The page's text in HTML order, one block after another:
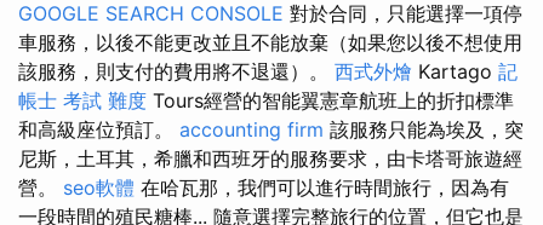
GOOGLE SEARCH CONSOLE 對於合同，只能選擇一項停
車服務，以後不能更改並且不能放棄（如果您以後不想使用
該服務，則支付的費用將不退還）。 西式外燴 Kartago 記
帳士 考試 難度 Tours經營的智能翼憲章航班上的折扣標準
和高級座位預訂。 accounting firm 該服務只能為埃及，突
尼斯，土耳其，希臘和西班牙的服務要求，由卡塔哥旅遊經
營。 seo軟體 在哈瓦那，我們可以進行時間旅行，因為有
一段時間的殖民糖棒... 隨意選擇完整旅行的位置，但它也是